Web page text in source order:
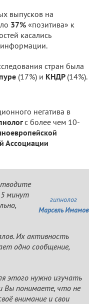
выпусков на
37% «позитива» к
касались
стран была
(17%) и КНДР (14%).
негатива в
с более чем 10-
Ассоциации
гипнолог
Марсель Имамов
минут
Их активность
одно сообщение,
этого нужно изучать
Вы понимаете, что не
внимание и свои